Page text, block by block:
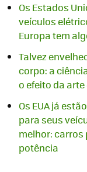
Os Estados
veículos
Europa tem
Talvez
corpo: a
o efeito da
Os EUA já
para seus
melhor:
potência